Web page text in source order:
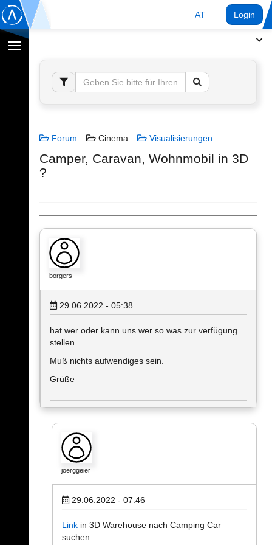
AT Login
Navigation
umschalten
Forum Cinema Visualisierungen
Camper, Caravan, Wohnmobil in 3D
?
borgers
29.06.2022 - 05:38
hat wer oder kann uns wer so was zur verfügung
stellen.
Muß nichts aufwendiges sein.
Grüße
joerggeier
29.06.2022 - 07:46
Link in 3D Warehouse nach Camping Car
suchen